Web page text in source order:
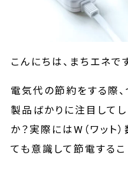
こんにちは、まちエネです
電気代の節約をする際
製品ばかりに注目してし
か？実際にはW（ワット
ても意識して節電するこ